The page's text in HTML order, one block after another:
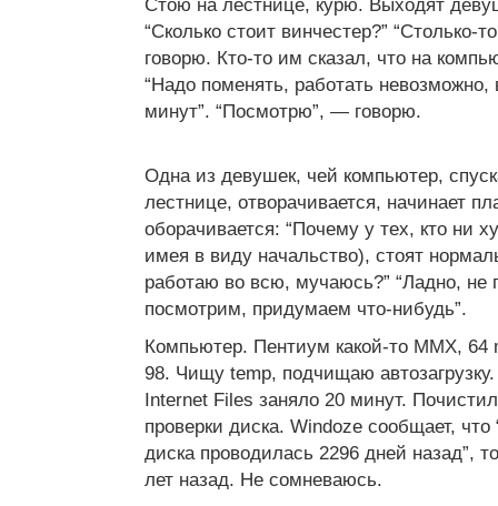
Стою на лестнице, курю. Выходят
“Сколько стоит винчестер?” “Столько-
говорю. Кто-то им сказал, что на
“Надо поменять, работать невозможно,
минут”. “Посмотрю”, — говорю.
Одна из девушек, чей компьютер,
лестнице, отворачивается, начинает
оборачивается: “Почему у тех, кто ни
имея в виду начальство), стоят
работаю во всю, мучаюсь?” “Ладно, не
посмотрим, придумаем что-нибудь”.
Компьютер. Пентиум какой-то MMX, 64
98. Чищу temp, подчищаю
Internet Files заняло 20 минут.
проверки диска. Windoze сообщает, что
диска проводилась 2296 дней назад”,
лет назад. Не сомневаюсь.